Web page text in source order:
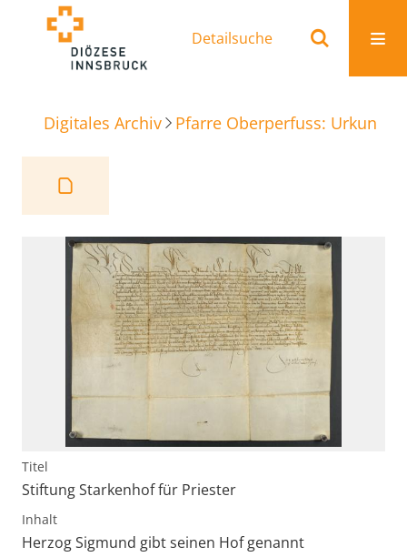
Detailsuche
Digitales Archiv Pfarre Oberperfuss: Urkunden
Titel
Stiftung Starkenhof für Priester
Inhalt
Herzog Sigmund gibt seinen Hof genannt